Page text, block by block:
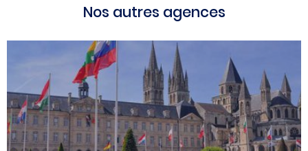
Nos autres agences